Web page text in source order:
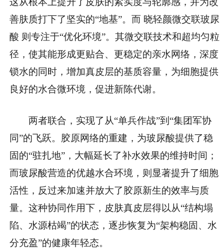
善肤质打下了坚实的“地基”。而 晓轻颜微交联玻尿
酸 则专注于“优化环境”。其微交联技术和超均匀粒
径，使其能形成更贴合、更稳定的亲水网络，深度
锁水的同时，增加真皮层的基质容量，为细胞提供
良好的水合微环境，促进新陈代谢。
两者联合，实现了从“单兵作战”到“集团军协
同”的飞跃。胶原网络的重建，为玻尿酸提供了稳
固的“驻扎地”，大幅延长了补水效果的维持时间；
而玻尿酸营造的优越水合环境，则显著提升了细胞
活性，反过来加速并放大了胶原新生的效率与质
量。这种协同作用下，皮肤真皮层得以从“结构塌
陷、水源枯竭”的状态，逐步恢复为“架构稳固、水
分充盈”的健康年轻态。